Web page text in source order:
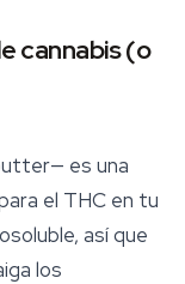
cannabis (o
es una
el THC en tu
así que
los